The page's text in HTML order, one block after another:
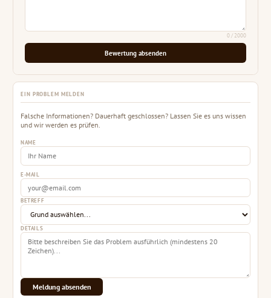
0/ 2000
Bewertung absenden
EIN PROBLEM MELDEN
Falsche Informationen? Dauerhaft geschlossen? Lassen Sie es uns wissen
und wir werden es prüfen.
NAME
E-MAIL
BETREFF
DETAILS
Meldung absenden